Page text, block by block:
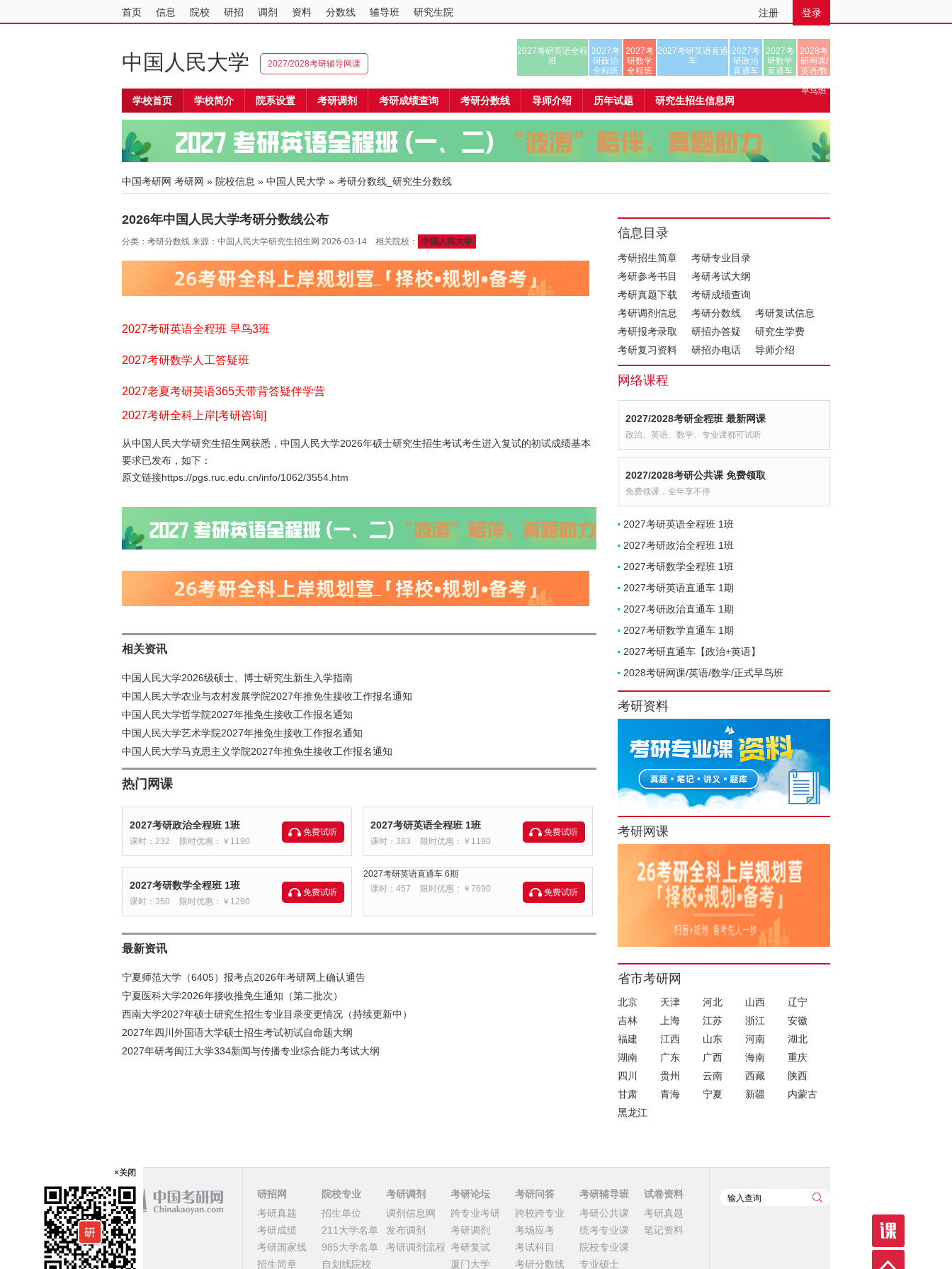
首页 信息 院校 研招 调剂 资料 分数线 辅导班 研究生院 注册 登录
中国人民大学 2027/2028考研辅导网课
2027考研英语全程
班
2027考
研政治
全程班
2027考
研数学
全程班
2027考研英语直通
车
2027考
研政治
直通车
2027考
研数学
直通车
2028考
研网课/
英语/数
早鸟班
学校首页 学校简介 院系设置 考研调剂 考研成绩查询 考研分数线 导师介绍 历年试题 研究生招生信息网
中国考研网 考研网 » 院校信息 » 中国人民大学 » 考研分数线_研究生分数线
2026年中国人民大学考研分数线公布
分类：考研分数线 来源：中国人民大学研究生招生网 2026-03-14 相关院校： 中国人民大学
2027考研英语全程班 早鸟3班
2027考研数学人工答疑班
2027老夏考研英语365天带背答疑伴学营
2027考研全科上岸[考研咨询]
从中国人民大学研究生招生网获悉，中国人民大学2026年硕士研究生招生考试考生进入复试的初试成绩基本
要求已发布，如下：
原文链接https://pgs.ruc.edu.cn/info/1062/3554.htm
相关资讯
中国人民大学2026级硕士、博士研究生新生入学指南
中国人民大学农业与农村发展学院2027年推免生接收工作报名通知
中国人民大学哲学院2027年推免生接收工作报名通知
中国人民大学艺术学院2027年推免生接收工作报名通知
中国人民大学马克思主义学院2027年推免生接收工作报名通知
热门网课
2027考研政治全程班 1班
课时：232 限时优惠：￥1190
免费试听
2027考研英语全程班 1班
课时：383 限时优惠：￥1190
免费试听
2027考研数学全程班 1班
课时：350 限时优惠：￥1290
免费试听
2027考研英语直通车 6期
课时：457
限时优惠：￥7690 免费试听
最新资讯
宁夏师范大学（6405）报考点2026年考研网上确认通告
宁夏医科大学2026年接收推免生通知（第二批次）
西南大学2027年硕士研究生招生专业目录变更情况（持续更新中）
2027年四川外国语大学硕士招生考试初试自命题大纲
2027年研考闽江大学334新闻与传播专业综合能力考试大纲
信息目录
考研招生简章
考研专业目录
考研参考书目
考研考试大纲
考研真题下载
考研成绩查询
考研调剂信息
考研分数线
考研复试信息
考研报考录取
研招办答疑
研究生学费
考研复习资料
研招办电话 导师介绍
网络课程
2027/2028考研全程班 最新网课
政治、英语、数学、专业课都可试听
2027/2028考研公共课 免费领取
免费领课，全年享不停
2027考研英语全程班 1班
2027考研政治全程班 1班
2027考研数学全程班 1班
2027考研英语直通车 1期
2027考研政治直通车 1期
2027考研数学直通车 1期
2027考研直通车【政治+英语】
2028考研网课/英语/数学/正式早鸟班
考研资料
考研网课
省市考研网
北京 天津 河北 山西
辽宁
吉林
上海 江苏 浙江
安徽
福建
江西 山东 河南
湖北
湖南
广东 广西 海南
重庆
四川
贵州 云南 西藏
陕西
甘肃
青海 宁夏 新疆
内蒙古
黑龙江
研招网
考研真题
考研成绩
考研国家线
招生简章
院校专业
招生单位
211大学名单
985大学名单
自划线院校
考研调剂
调剂信息网
发布调剂
考研调剂流程
考研论坛
跨专业考研
考研调剂
考研复试
厦门大学
考研问答
跨校跨专业
考场应考
考试科目
考研分数线
考研辅导班
考研公共课
统考专业课
院校专业课
专业硕士
试卷资料
考研真题
笔记资料
×关闭
课程
顶部